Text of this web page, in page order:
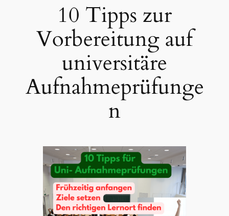
10 Tipps zur
Vorbereitung auf
universitäre
Aufnahmeprüfunge
n